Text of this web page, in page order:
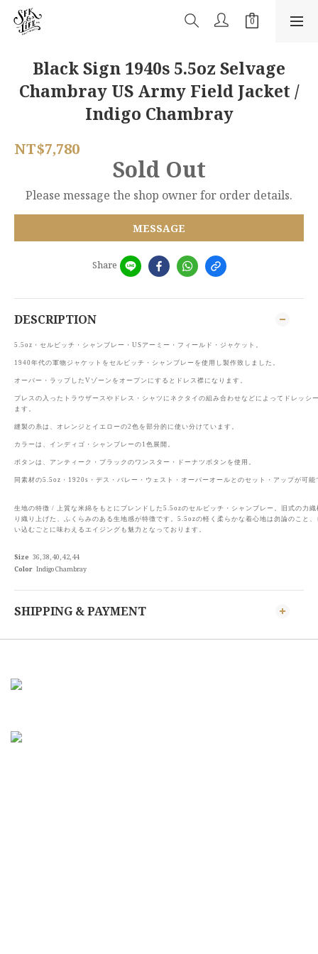
Black Sign 1940s 5.5oz Selvage
Chambray US Army Field Jacket /
Indigo Chambray
NT$7,780
Sold Out
Please message the shop owner for order details.
MESSAGE
Share
DESCRIPTION
5.5oz・セルビッチ・シャンブレー・USアーミー・フィールド・ジャケット。
1940年代の軍物ジャケットをセルビッチ・シャンブレーを使用し製作致しました。
オーバー・ラップしたVゾーンをオープンにするとドレス襟になります。
プレスの入ったトラウザースやドレス・シャツにネクタイの組み合わせなどによってドレッシ
ます。
縫製の糸は、オレンジとイエローの2色を部分的に使い分けています。
カラーは、インディゴ・シャンブレーの1色展開。
ボタンは、アンティーク・ブラックのワンスター・ドーナツボタンを使用。
同素材の5.5oz・1920s・デス・バレー・ウェスト・オーバーオールとのセット・アップが可能
生地の特徴 / 上質な米綿をもとにブレンドした5.5ozのセルビッチ・シャンブレー。旧式の力
り織り上げた、ふくらみのある生地感が特徴です。5.5ozの軽く柔らかな着心地は勿論のこと
い込むごとに味わえるエイジングも魅力となっております。
Size 36, 38, 40, 42, 44
Color Indigo Chambray
SHIPPING & PAYMENT